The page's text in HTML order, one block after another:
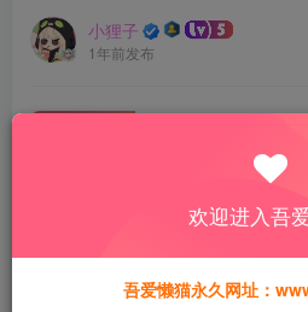
小狸子
1年前发布
此内容为免费资源，请登录后查看
登录查
欢迎进入吾
吾爱懒猫永久网址：